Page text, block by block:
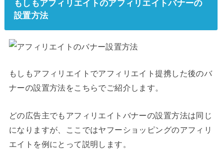
もしもアフィリエイトのアフィリエイトバナーの
設置方法
もしもアフィリエイトでアフィリエイト提携した後のバ
ナーの設置方法をこちらでご紹介します。
どの広告主でもアフィリエイトバナーの設置方法は同じ
になりますが、ここではヤフーショッピングのアフィリ
エイトを例にとって説明します。